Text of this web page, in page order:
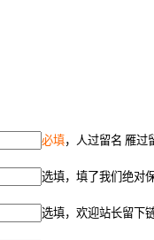
必填，人过留名 雁过
选填，填了我们绝对
选填，欢迎站长留下